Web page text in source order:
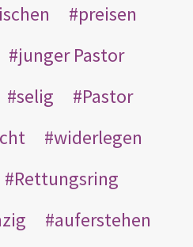
preisen
junger Pastor
selig
Pastor
widerlegen
Rettungsring
auferstehen